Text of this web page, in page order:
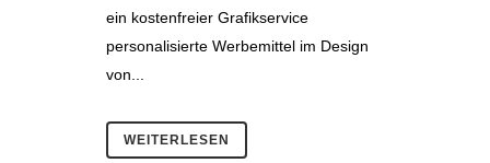
ein kostenfreier Grafikservice
personalisierte Werbemittel im Design
von...
WEITERLESEN